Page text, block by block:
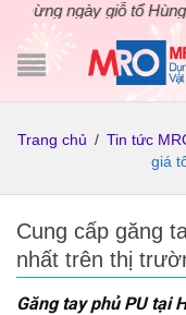
ngày giỗ tổ Hùng
Trang chủ / Tin tức
giá
Cung cấp găng
nhất trên thị
Găng tay phủ PU tại